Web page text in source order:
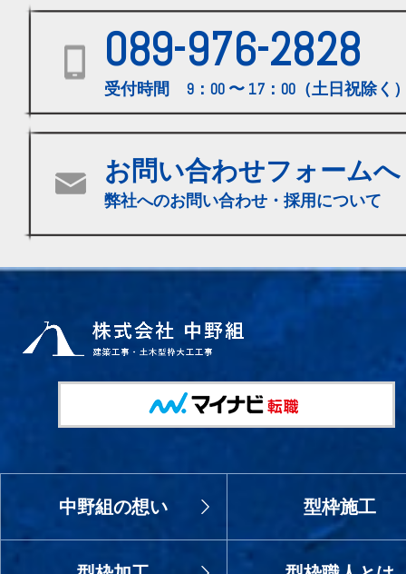
089-976-2828
受付時間 9：00 〜 17：00（土日祝除く
お問い合わせフォームへ
弊社へのお問い合わせ・採用について
中野組の想い 型枠施工